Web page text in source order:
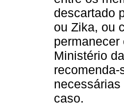
descartado
ou Zika, ou
Ministério
caso.